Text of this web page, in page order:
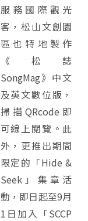
服務國際觀光
客，松山文創園
區也特地製作
《松誌
SongMag》中文
及英文數位版，
掃描QRcode即
可線上閱覽。此
外，更推出期間
限定的「Hide &
Seek」集章活
動，即日起至9月
1日加入「SCCP